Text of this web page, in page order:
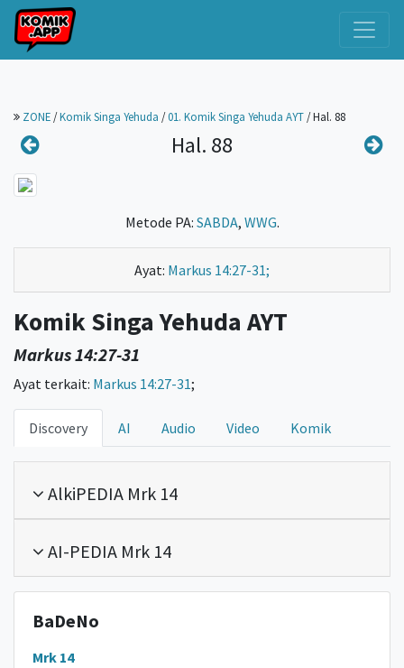
ZONE /Komik Singa Yehuda /01. Komik Singa Yehuda AYT /Hal. 88
Hal. 88
Metode PA: SABDA, WWG.
Ayat: Markus 14:27-31;
Komik Singa Yehuda AYT
Markus 14:27-31
Ayat terkait: Markus 14:27-31;
Discovery AI Audio Video Komik
AlkiPEDIA Mrk 14
AI-PEDIA Mrk 14
BaDeNo
Mrk 14